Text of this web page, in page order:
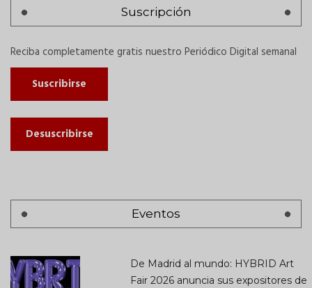
Suscripción
Reciba completamente gratis nuestro Periódico Digital semanal
Suscribirse
Desuscribirse
Eventos
De Madrid al mundo: HYBRID Art
Fair 2026 anuncia sus expositores de